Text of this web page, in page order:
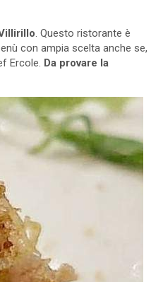
. Questo ristorante è
con ampia scelta anche se,
Ercole. Da provare la